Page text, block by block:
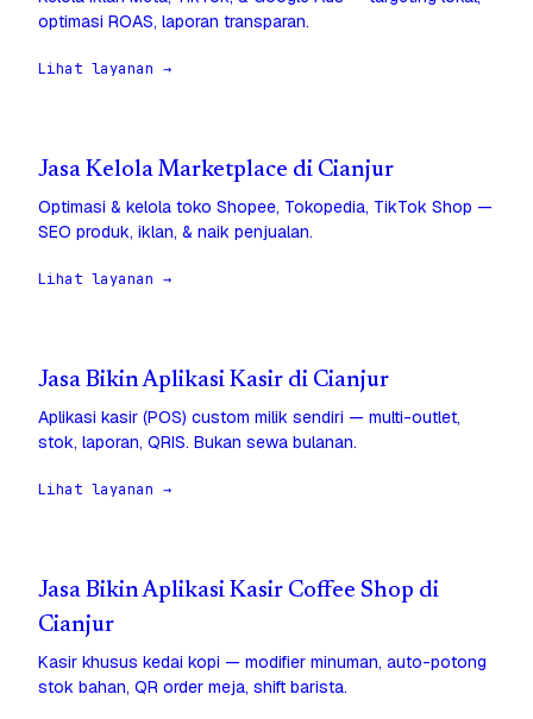
optimasi ROAS, laporan transparan.
Lihat layanan →
Jasa Kelola Marketplace di Cianjur
Optimasi & kelola toko Shopee, Tokopedia, TikTok Shop —
SEO produk, iklan, & naik penjualan.
Lihat layanan →
Jasa Bikin Aplikasi Kasir di Cianjur
Aplikasi kasir (POS) custom milik sendiri — multi-outlet,
stok, laporan, QRIS. Bukan sewa bulanan.
Lihat layanan →
Jasa Bikin Aplikasi Kasir Coffee Shop di
Cianjur
Kasir khusus kedai kopi — modifier minuman, auto-potong
stok bahan, QR order meja, shift barista.